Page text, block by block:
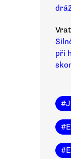
při
#
#
#